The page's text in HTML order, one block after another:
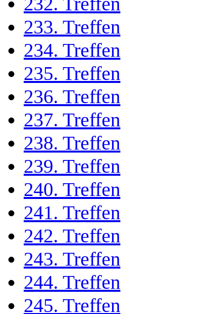
233. Treffen
234. Treffen
235. Treffen
236. Treffen
237. Treffen
238. Treffen
239. Treffen
240. Treffen
241. Treffen
242. Treffen
243. Treffen
244. Treffen
245. Treffen